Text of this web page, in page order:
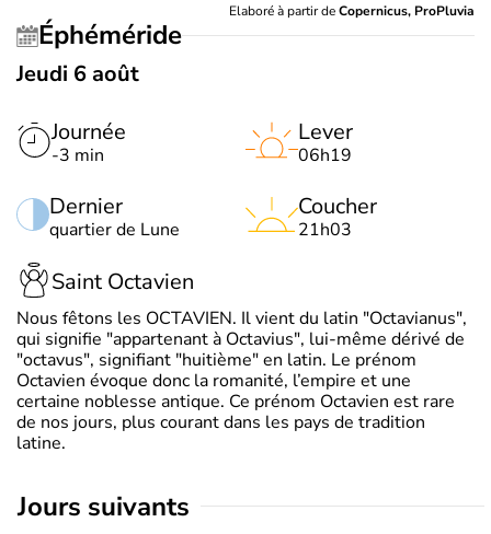
Elaboré à partir deCopernicus, ProPluvia
Éphéméride
Jeudi 6 août
Journée
-3 min
Dernier
quartier de Lune
Lever
06h19
Coucher
21h03
Saint Octavien
Nous fêtons les OCTAVIEN. Il vient du latin "Octavianus",
qui signifie "appartenant à Octavius", lui-même dérivé de
"octavus", signifiant "huitième" en latin. Le prénom
Octavien évoque donc la romanité, l’empire et une
certaine noblesse antique. Ce prénom Octavien est rare
de nos jours, plus courant dans les pays de tradition
latine.
jours suivants